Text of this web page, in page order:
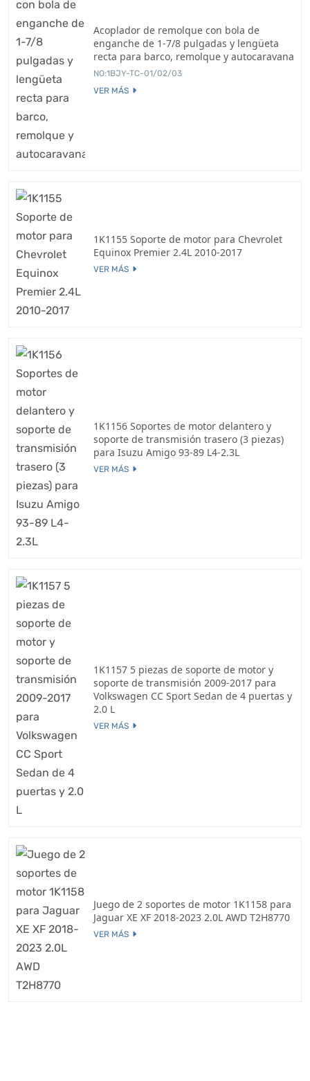
Acoplador de remolque con bola de
enganche de 1-7/8 pulgadas y lengüeta
recta para barco, remolque y autocaravana
NO:1BJY-TC-01/02/03
VER MÁS
1K1155 Soporte de motor para Chevrolet
Equinox Premier 2.4L 2010-2017
VER MÁS
1K1156 Soportes de motor delantero y
soporte de transmisión trasero (3 piezas)
para Isuzu Amigo 93-89 L4-2.3L
VER MÁS
1K1157 5 piezas de soporte de motor y
soporte de transmisión 2009-2017 para
Volkswagen CC Sport Sedan de 4 puertas y
2.0 L
VER MÁS
Juego de 2 soportes de motor 1K1158 para
Jaguar XE XF 2018-2023 2.0L AWD T2H8770
VER MÁS